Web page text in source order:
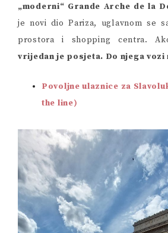
„moderni“ Grande Arche de la
je novi dio Pariza, uglavnom se
prostora i shopping centra.
vrijedan je posjeta. Do njega
Povoljne ulaznice za
the line)